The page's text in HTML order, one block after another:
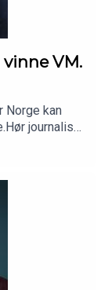
VM.
Norge kan
journalist
og intervju
med
er tilbake i